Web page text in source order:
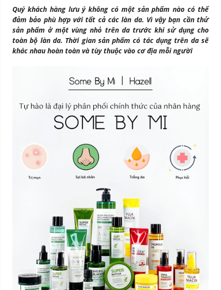
Quý khách hàng lưu ý không có một sản phẩm nào có thể
đảm bảo phù hợp với tất cả các làn da. Vì vậy bạn cần thử
sản phẩm ở một vùng nhỏ trên da trước khi sử dụng cho
toàn bộ làn da. Thời gian sản phẩm có tác dụng trên da sẽ
khác nhau hoàn toàn và tùy thuộc vào cơ địa mỗi người